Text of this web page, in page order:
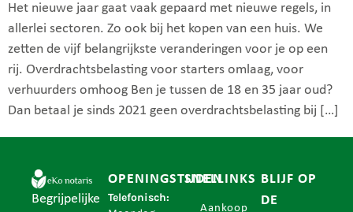
Het nieuwe jaar gaat vaak gepaard met nieuwe regels, in
allerlei sectoren. Zo ook bij het kopen van een huis. We
zetten de vijf belangrijkste veranderingen voor je op een
rij. Overdrachtsbelasting voor starters omlaag, voor
verhuurders omhoog Ben je tussen de 18 en 35 jaar oud?
Dan betaal je sinds 2021 geen overdrachtsbelasting bij […]
Begrijpelijke
OPENINGSTIJDEN
Telefonisch:
SNELLINKS
Aankoop
BLIJF OP
DE